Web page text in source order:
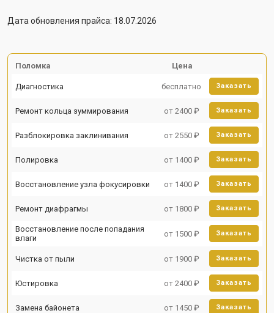
Дата обновления прайса: 18.07.2026
Поломка Цена
Диагностика бесплатно Заказать
Ремонт кольца зуммирования от 2400 ₽ Заказать
Разблокировка заклинивания от 2550 ₽ Заказать
Полировка от 1400 ₽ Заказать
Восстановление узла фокусировки от 1400 ₽ Заказать
Ремонт диафрагмы от 1800 ₽ Заказать
Восстановление после попадания
влаги
от 1500 ₽ Заказать
Чистка от пыли от 1900 ₽ Заказать
Юстировка от 2400 ₽ Заказать
Замена байонета от 1450 ₽ Заказать